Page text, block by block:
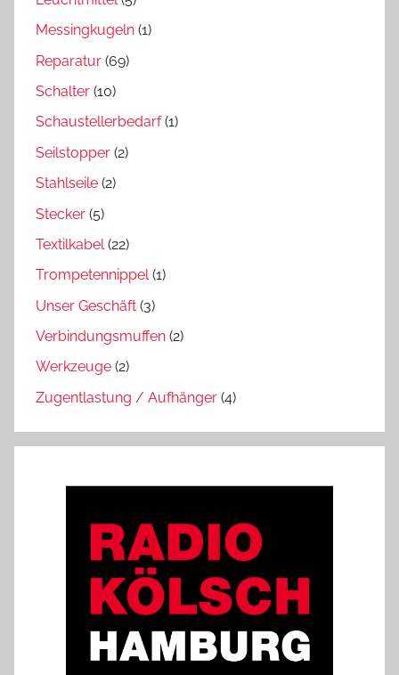
Messingkugeln (1)
Reparatur (69)
Schalter (10)
Schaustellerbedarf(1)
Seilstopper (2)
Stahlseile (2)
Stecker (5)
Textilkabel(22)
Trompetennippel(1)
Unser Geschäft (3)
Verbindungsmuffen (2)
Werkzeuge (2)
Zugentlastung / Aufhänger (4)